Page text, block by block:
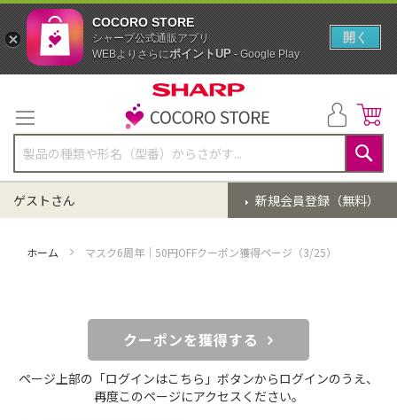
テ
ン
ツ
に
キ
検
索
新規会員登録（無料）
ゲストさん
ホーム マスク6周年｜50円OFFクーポン獲得ページ（3/25）
クーポンを獲得する
ページ上部の「ログインはこちら」ボタンからログインのうえ、
再度このページにアクセスください。
COCORO STORE
シャープ公式通販アプリ
WEBよりさらにポイントUP- Google Play
開く